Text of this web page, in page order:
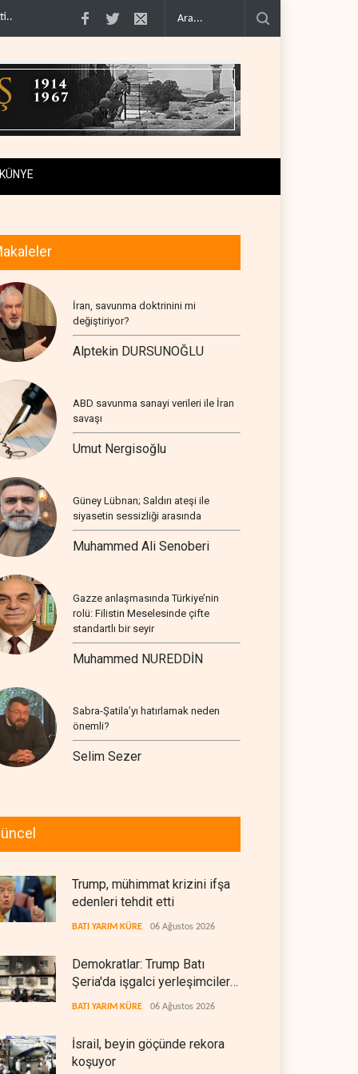
.. İsrail, beyin göçünde rekora koşuyor.. Kolombiya kartelleri
KÜNYE
İran, savunma doktrinini mi
değiştiriyor?
Alptekin DURSUNOĞLU
ABD savunma sanayi verileri ile İran
savaşı
Umut Nergisoğlu
Güney Lübnan; Saldırı ateşi ile
siyasetin sessizliği arasında
Muhammed Ali Senoberi
Gazze anlaşmasında Türkiye’nin
rolü: Filistin Meselesinde çifte
standartlı bir seyir
Muhammed NUREDDİN
Sabra-Şatila’yı hatırlamak neden
önemli?
Selim Sezer
Trump, mühimmat krizini ifşa
edenleri tehdit etti
BATI YARIM KÜRE 06 Ağustos 2026
Demokratlar: Trump Batı
Şeria'da işgalci yerleşimcilere
cezasızlık sağladı
BATI YARIM KÜRE 06 Ağustos 2026
İsrail, beyin göçünde rekora
koşuyor